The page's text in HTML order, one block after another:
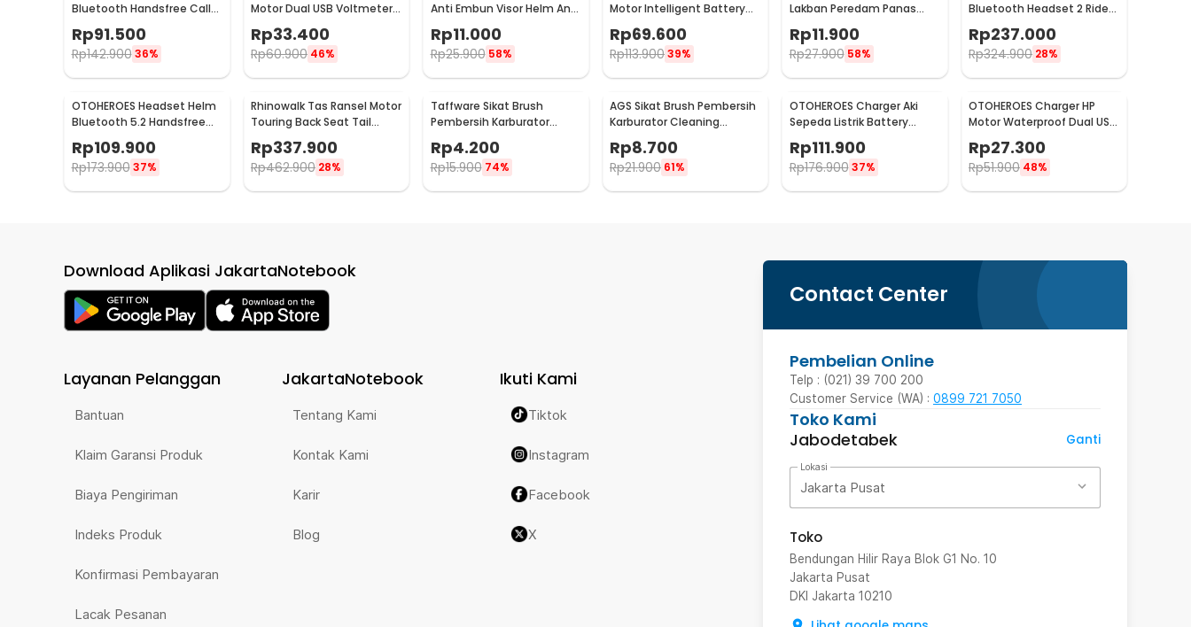
Bluetooth Handsfree Call
Rp91.500
Rp142.900 36%
Motor Dual USB Voltmeter
Waterproof 4.2A - Y451
Rp33.400
Rp60.900 46%
Anti Embun Visor Helm Anti
Rp11.000
Rp25.900 58%
Motor Intelligent Battery
Charger 12V 2A - H-2
Rp69.600
Rp113.90039%
Lakban Peredam Panas
1901
Rp11.900
Rp27.900 58%
Bluetooth Headset 2 Riders
Music IPX6 800mAh - X1
Plus
Rp237.000
Rp324.900 28%
OTOHEROES Headset Helm
Bluetooth 5.2 Handsfree
BT-12
Rp109.900
Rp173.900 37%
Rhinowalk Tas Ransel Motor
Touring Back Seat Tail
Storage Bag 20L - CC20
Rp337.900
Rp462.900 28%
Taffware Sikat Brush
Pembersih Karburator
PCS - CS8
Rp4.200
Rp15.900 74%
AGS Sikat Brush Pembersih
Karburator Cleaning
Needles Tools 15 PCS - CS8
Rp8.700
Rp21.900 61%
OTOHEROES Charger Aki
Sepeda Listrik Battery
BEI60
Rp111.900
Rp176.900 37%
OTOHEROES Charger HP
Motor Waterproof Dual USB
9-24V 2.1A - CD-3238
Rp27.300
Rp51.900 48%
Contact Center
Pembelian Online
Telp : (021) 39 700 200
Customer Service (WA) : 0899 721 7050
Toko Kami
Jabodetabek
Ganti
Lokasi
Jakarta Pusat
Toko
Bendungan Hilir Raya Blok G1 No. 10
Jakarta Pusat
DKI Jakarta 10210
Download Aplikasi JakartaNotebook
Layanan Pelanggan
Bantuan
Klaim Garansi Produk
Biaya Pengiriman
Indeks Produk
Konfirmasi Pembayaran
Lacak Pesanan
JakartaNotebook
Tentang Kami
Kontak Kami
Karir
Blog
Ikuti Kami
Tiktok
Instagram
Facebook
X